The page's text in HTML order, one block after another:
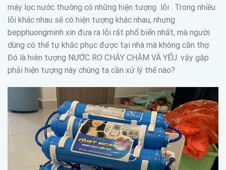
máy lọc nước thường có những hiện tượng lỗi . Trong nhiều
lỗi khác nhau sẽ có hiện tượng khác nhau, nhưng
bepphuongminh xin đưa ra lỗi rất phổ biến nhất, mà người
dùng có thể tự khắc phục được tại nhà mà không cần thợ.
Đó là hiên tượng NƯỚC RO CHẢY CHẬM VÀ YẾU. vậy gặp
phải hiện tượng này chúng ta cần xử lý thế nào?